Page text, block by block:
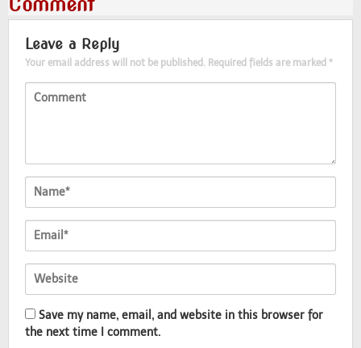
Leave a Reply
Your email address will not be published. Required fields are marked *
Save my name, email, and website in this browser for
the next time I comment.